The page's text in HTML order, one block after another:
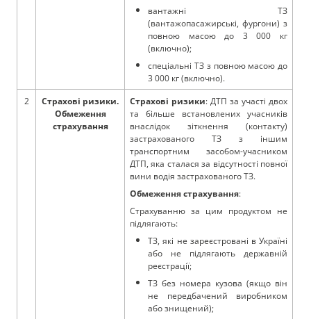
вантажні ТЗ
(вантажопасажирські, фургони) з
повною масою до 3 000 кг
(включно);
спеціальні ТЗ з повною масою до
3 000 кг (включно).
2
Страхові ризики.
Обмеження
страхування
Страхові ризики: ДТП за участі двох
та більше встановлених учасників
внаслідок зіткнення (контакту)
застрахованого ТЗ з іншим
транспортним засобом-учасником
ДТП, яка сталася за відсутності повної
вини водія застрахованого ТЗ.
Обмеження страхування:
Страхуванню за цим продуктом не
підлягають:
ТЗ, які не зареєстровані в Україні
або не підлягають державній
реєстрації;
ТЗ без номера кузова (якщо він
не передбачений виробником
або знищений);